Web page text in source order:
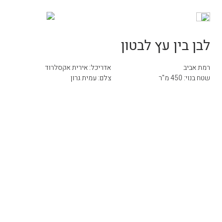
לבן בין עץ לבטון
רמת אביב
שטח בנוי: 450 מ"ר
אדריכל: אירית אקסלרוד
צלם: עמית גרון